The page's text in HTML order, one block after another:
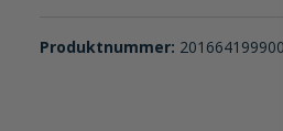
Produktnummer: